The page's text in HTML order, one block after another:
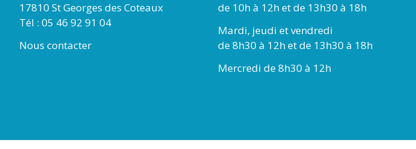
17810 St Georges des Coteaux
Tél : 05 46 92 91 04
Nous contacter
de 10h à 12h et de 13h30 à 18h
Mardi, jeudi et vendredi
de 8h30 à 12h et de 13h30 à 18h
Mercredi de 8h30 à 12h